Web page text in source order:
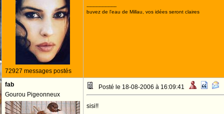
72927 messages postés
--------------------
buvez de l'eau de Millau, vos idées seront claires
fab
Gourou Pigeonneux
Posté le 18-08-2006 à 16:09:41
sisi!!